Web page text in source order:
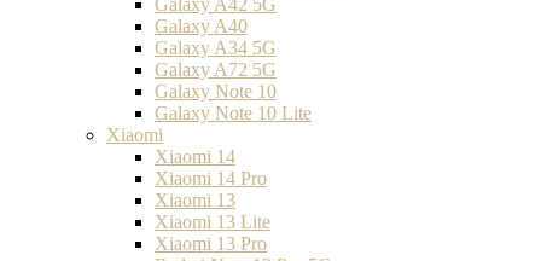
Galaxy A42 5G
Galaxy A40
Galaxy A34 5G
Galaxy A72 5G
Galaxy Note 10
Galaxy Note 10 Lite
Xiaomi
Xiaomi 14
Xiaomi 14 Pro
Xiaomi 13
Xiaomi 13 Lite
Xiaomi 13 Pro